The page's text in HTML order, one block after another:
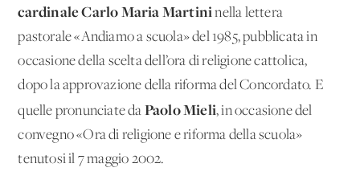
cardinale Carlo Maria Martininella lettera
pastorale «Andiamo a scuola» del 1985, pubblicata in
occasione della scelta dell’ora di religione cattolica,
dopo la approvazione della riforma del Concordato. E
quelle pronunciate da Paolo Mieli, in occasione del
convegno «Ora di religione e riforma della scuola»
tenutosi il 7 maggio 2002.